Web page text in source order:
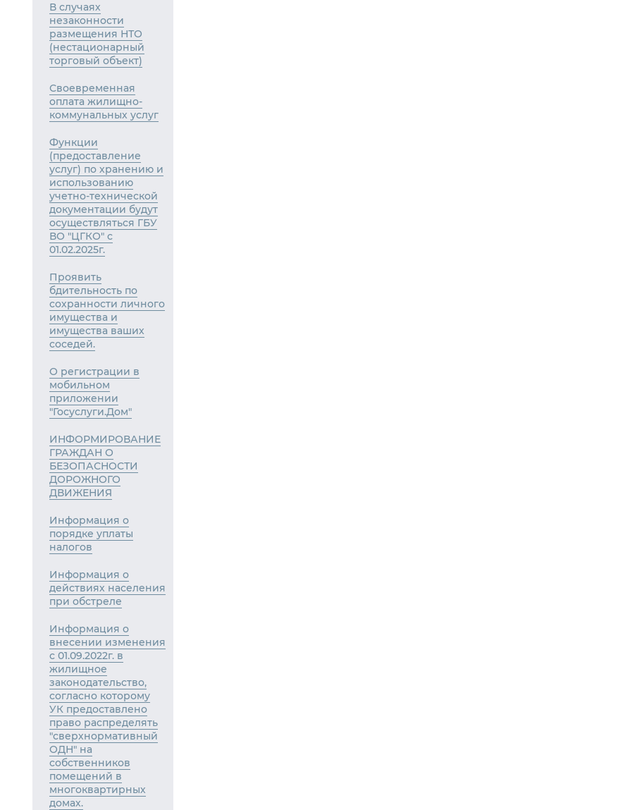
В случаях
незаконности
размещения НТО
(нестационарный
торговый объект)
Своевременная
оплата жилищно-
коммунальных услуг
Функции
(предоставление
услуг) по хранению и
использованию
учетно-технической
документации будут
осуществляться ГБУ
ВО "ЦГКО" с
01.02.2025г.
Проявить
бдительность по
сохранности личного
имущества и
имущества ваших
соседей.
О регистрации в
мобильном
приложении
"Госуслуги.Дом"
ИНФОРМИРОВАНИЕ
ГРАЖДАН О
БЕЗОПАСНОСТИ
ДОРОЖНОГО
ДВИЖЕНИЯ
Информация о
порядке уплаты
налогов
Информация о
действиях населения
при обстреле
Информация о
внесении изменения
с 01.09.2022г. в
жилищное
законодательство,
согласно которому
УК предоставлено
право распределять
"сверхнормативный
ОДН" на
собственников
помещений в
многоквартирных
домах.